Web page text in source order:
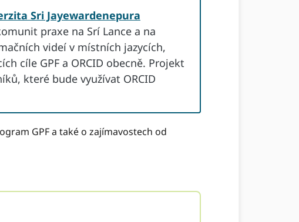
Sri Jayewardenepura
praxe na Srí Lance a na
videí v místních jazycích,
cíle GPF a ORCID obecně. Projekt
které bude využívat ORCID
GPF a také o zajímavostech od